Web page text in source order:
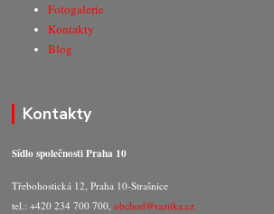
Fotogalerie
Kontakty
Blog
Kontakty
Sídlo společnosti Praha 10
Třebohostická 12, Praha 10-Strašnice
tel.: +420 234 700 700,obchod@razitka.cz